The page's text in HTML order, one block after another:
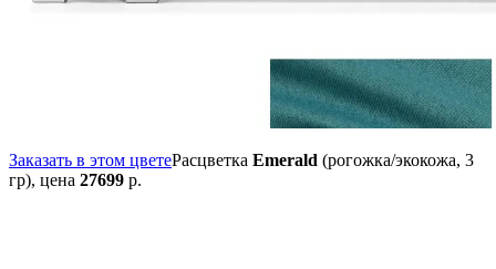
Заказать в этом цветеРасцветка Emerald (рогожка/экокожа, 3
гр), цена 27699 р.